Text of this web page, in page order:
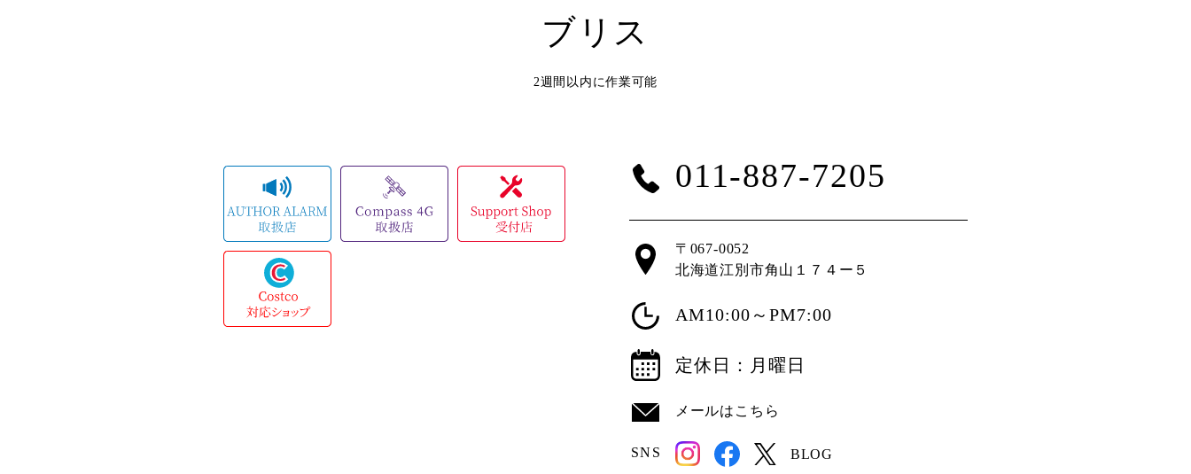
ブリス
2週間以内に作業可能
011-887-7205
〒067-0052
北海道江別市角山１７４ー５
AM10:00～PM7:00
定休日：月曜日
メールはこちら
SNS BLOG